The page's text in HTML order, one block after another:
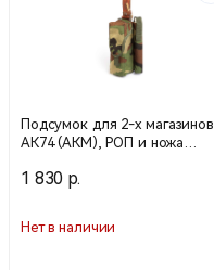
Подсумок для 2-х магазинов
АК74 (АКМ), РОП и ножа
1 830 р.
Нет в наличии